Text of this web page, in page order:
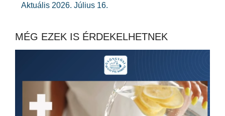
Aktuális 2026. Július 16.
MÉG EZEK IS ÉRDEKELHETNEK